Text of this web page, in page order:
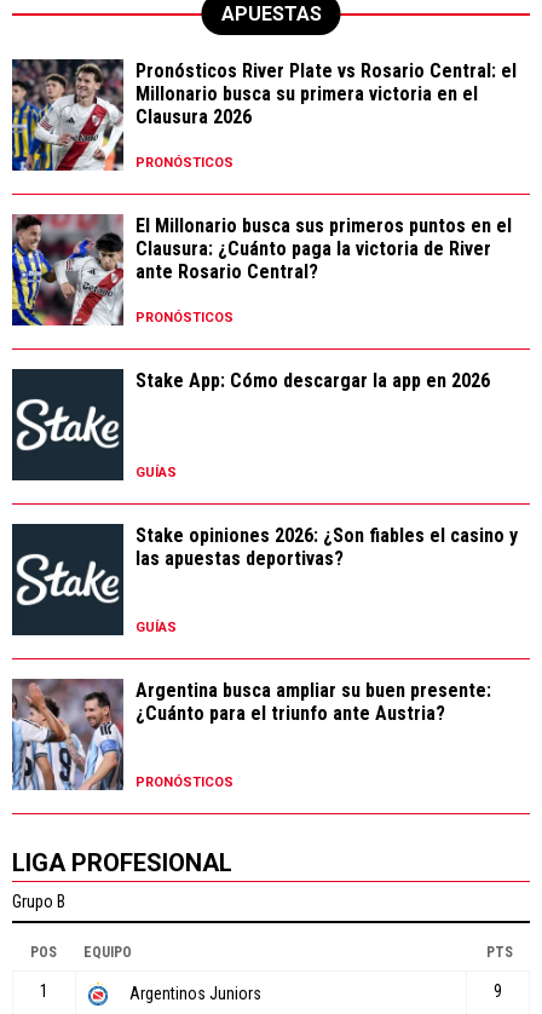
APUESTAS
Pronósticos River Plate vs Rosario Central: el
Millonario busca su primera victoria en el
Clausura 2026
PRONÓSTICOS
El Millonario busca sus primeros puntos en el
Clausura: ¿Cuánto paga la victoria de River
ante Rosario Central?
PRONÓSTICOS
Stake App: Cómo descargar la app en 2026
GUÍAS
Stake opiniones 2026: ¿Son fiables el casino y
las apuestas deportivas?
GUÍAS
Argentina busca ampliar su buen presente:
¿Cuánto para el triunfo ante Austria?
PRONÓSTICOS
LIGA PROFESIONAL